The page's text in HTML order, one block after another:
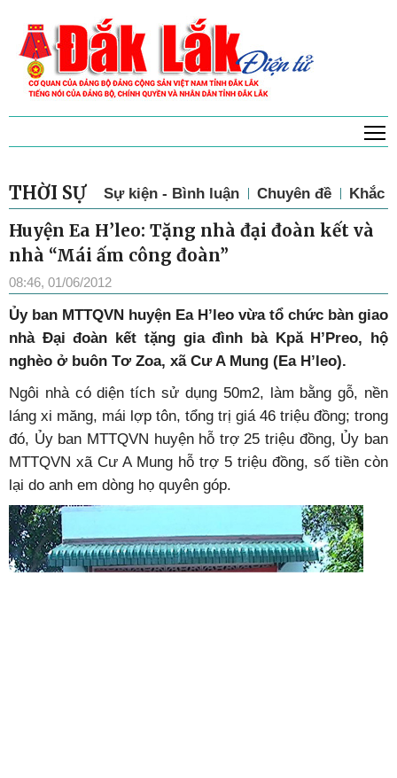
THỜI SỰ Sự kiện - Bình luận Chuyên đề Khắc
Huyện Ea H’leo: Tặng nhà đại đoàn kết và
nhà “Mái ấm công đoàn”
08:46, 01/06/2012
Ủy ban MTTQVN huyện Ea H’leo vừa tổ chức bàn giao
nhà Đại đoàn kết tặng gia đình bà Kpă H’Preo, hộ
nghèo ở buôn Tơ Zoa, xã Cư A Mung (Ea H’leo).
Ngôi nhà có diện tích sử dụng 50m2, làm bằng gỗ, nền
láng xi măng, mái lợp tôn, tổng trị giá 46 triệu đồng; trong
đó, Ủy ban MTTQVN huyện hỗ trợ 25 triệu đồng, Ủy ban
MTTQVN xã Cư A Mung hỗ trợ 5 triệu đồng, số tiền còn
lại do anh em dòng họ quyên góp.